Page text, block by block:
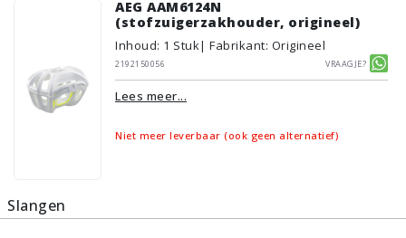
AEG AAM6124N
(stofzuigerzakhouder, origineel)
Inhoud: 1 Stuk| Fabrikant: Origineel
2192150056
Vraagje?
Lees meer...
Niet meer leverbaar (ook geen alternatief)
Slangen